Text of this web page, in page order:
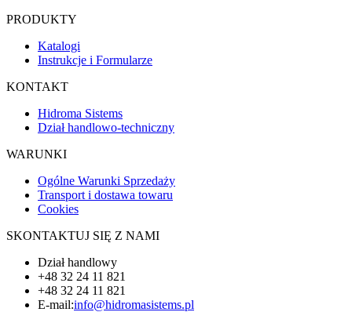
PRODUKTY
Katalogi
Instrukcje i Formularze
KONTAKT
Hidroma Sistems
Dział handlowo-techniczny
WARUNKI
Ogólne Warunki Sprzedaży
Transport i dostawa towaru
Cookies
SKONTAKTUJ SIĘ Z NAMI
Dział handlowy
+48 32 24 11 821
+48 32 24 11 821
E-mail:info@hidromasistems.pl